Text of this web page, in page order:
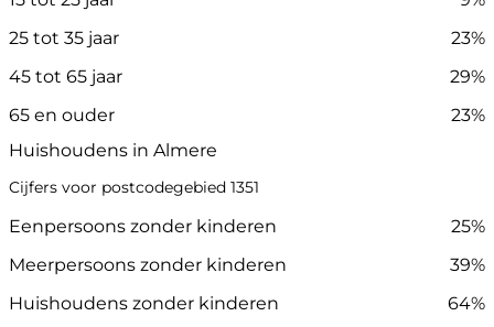
25 tot 35 jaar
23%
45 tot 65 jaar
29%
65 en ouder
23%
Huishoudens in Almere
Cijfers voor postcodegebied 1351
Eenpersoons zonder kinderen
25%
Meerpersoons zonder kinderen
39%
Huishoudens zonder kinderen
64%